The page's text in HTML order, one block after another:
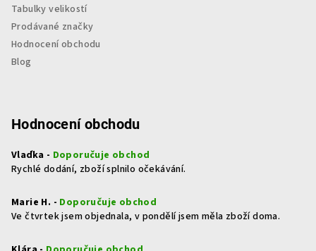
Tabulky velikostí
Prodávané značky
Hodnocení obchodu
Blog
Hodnocení obchodu
Vlaďka - Doporučuje obchod
Rychlé dodání, zboží splnilo očekávání.
Marie H. - Doporučuje obchod
Ve čtvrtek jsem objednala, v pondělí jsem měla zboží doma.